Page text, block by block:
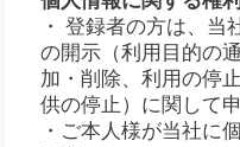
・ 登録者の方は、当
の開示（利用目的の
加・削除、利用の停
供の停止）に関して
・ご本人様が当社に